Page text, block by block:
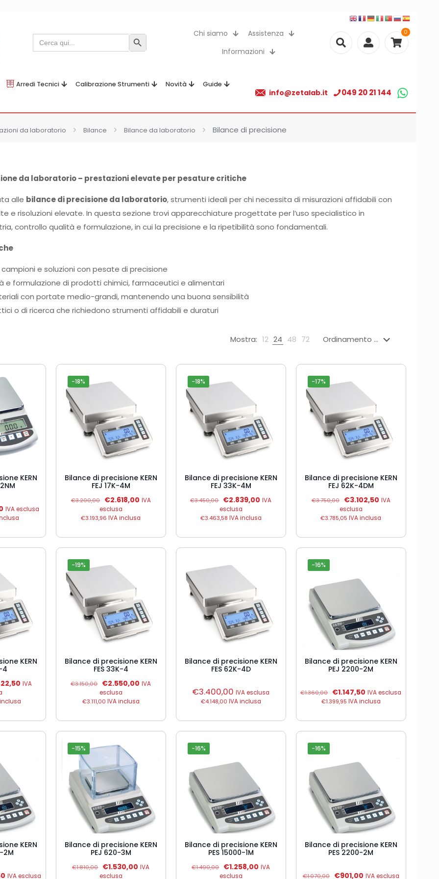
Search
for: Search Button
Chi siamo
Assistenza
Informazioni
0
Arredi Tecnici Calibrazione Strumenti Novità Guide
info@zetalab.it 049 20 21 144
da laboratorio Bilance Bilance da laboratorio Bilance di precisione
da laboratorio – prestazioni elevate per pesature critiche
alle bilance di precisione da laboratorio, strumenti ideali per chi necessita di misurazioni affidabili con
e risoluzioni elevate. In questa sezione trovi apparecchiature progettate per l’uso specialistico in
controllo qualità e formulazione, in cui la precisione e la ripetibilità sono fondamentali.
e soluzioni con pesate di precisione
e formulazione di prodotti chimici, farmaceutici e alimentari
con portate medio-grandi, mantenendo una buona sensibilità
o di ricerca che richiedono strumenti affidabili e duraturi
Mostra: 12 24 48 72
KERN
Il
prezzo
IVA esclusa
-18%
Bilance di precisione KERN
FEJ 17K-4M
€3.200,00
Il
prezzo
originale
€2.618,00Il
attuale
€2.618,00.
IVA
esclusa
€3.193,96 IVA inclusa
-18%
Bilance di precisione KERN
FEJ 33K-4M
€3.450,00 Il
prezzo
originale
€2.839,00 Il
attuale
€2.839,00.
IVA
esclusa
€3.463,58 IVA inclusa
-17%
Bilance di precisione KERN
FEJ 62K-4DM
€3.750,00
Il
prezzo
originale
€3.102,50Il
attuale
€3.102,50.
IVA
esclusa
€3.785,05 IVA inclusa
KERN
4
Il
attuale
€2.422,50.
IVA
-19%
Bilance di precisione KERN
FES 33K-4
€3.150,00 Il
prezzo
originale
€2.550,00 Il
€2.550,00.
IVA
esclusa
€3.111,00 IVA inclusa
Bilance di precisione KERN
FES 62K-4D
€3.400,00 IVA esclusa
€4.148,00 IVA inclusa
-16%
Bilance di precisione KERN
PEJ 2200-2M
€1.360,00 Il
prezzo
€1.147,50 Il
prezzo
IVA esclusa
€1.399,95 IVA inclusa
KERN
2M
IlIVA esclusa
-15%
Bilance di precisione KERN
PEJ 620-3M
€1.810,00 Il
prezzo
€1.530,00 IlIVA
esclusa
-16%
Bilance di precisione KERN
PES 15000-1M
€1.490,00 Il
prezzo
€1.258,00 IlIVA
esclusa
-16%
Bilance di precisione KERN
PES 2200-2M
€1.070,00
Il€901,00IlIVA esclusa